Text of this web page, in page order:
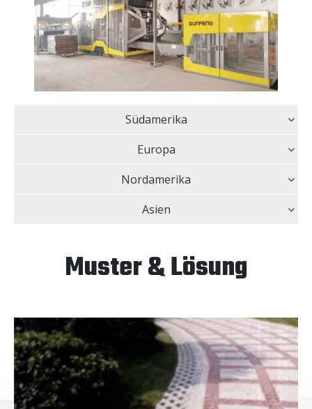
Südamerika
Europa
Nordamerika
Asien
Muster & Lösung